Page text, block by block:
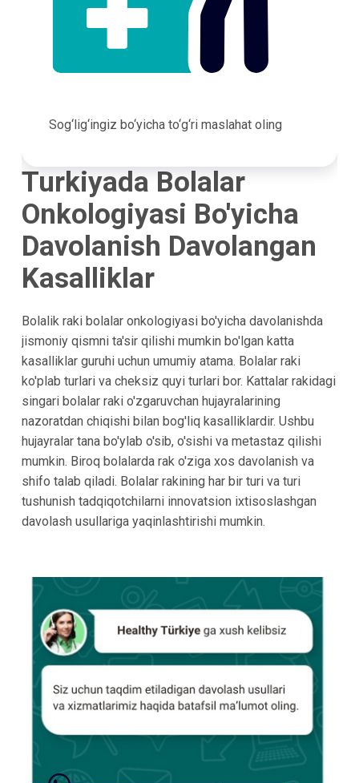
Sog‘lig‘ingiz bo‘yicha to‘g‘ri maslahat oling
Turkiyada Bolalar
Onkologiyasi Bo'yicha
Davolanish Davolangan
Kasalliklar
Bolalik raki bolalar onkologiyasi bo'yicha davolanishda
jismoniy qismni ta'sir qilishi mumkin bo'lgan katta
kasalliklar guruhi uchun umumiy atama. Bolalar raki
ko'plab turlari va cheksiz quyi turlari bor. Kattalar rakidagi
singari bolalar raki o'zgaruvchan hujayralarining
nazoratdan chiqishi bilan bog'liq kasalliklardir. Ushbu
hujayralar tana bo'ylab o'sib, o'sishi va metastaz qilishi
mumkin. Biroq bolalarda rak o'ziga xos davolanish va
shifo talab qiladi. Bolalar rakining har bir turi va turi
tushunish tadqiqotchilarni innovatsion ixtisoslashgan
davolash usullariga yaqinlashtirishi mumkin.